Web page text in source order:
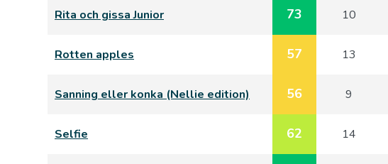
Rita och gissa Junior 73 10
Rotten apples 57 13
Sanning eller konka (Nellie edition) 56 9
Selfie 62 14